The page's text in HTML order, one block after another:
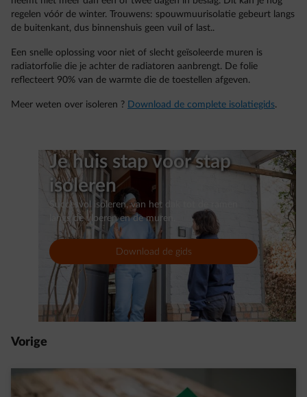
regelen vóór de winter. Trouwens: spouwmuurisolatie gebeurt langs
de buitenkant, dus binnenshuis geen vuil of last..
Een snelle oplossing voor niet of slecht geïsoleerde muren is
radiatorfolie die je achter de radiatoren aanbrengt. De folie
reflecteert 90% van de warmte die de toestellen afgeven.
Meer weten over isoleren ? Download de complete isolatiegids.
Je huis stap voor stap
isoleren
Succesvol isoleren, van het dak tot de ramen
langs de vloeren en de muren.
Download de gids
Vorige